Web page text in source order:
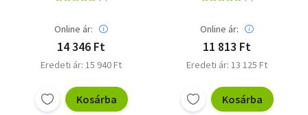
Lambert, Jerry
Online ár:
14 346 Ft
Eredeti ár: 15 940 Ft
Kosárba
Lambert, Jerry
Online ár:
11 813 Ft
Eredeti ár: 13 125 Ft
Kosárba